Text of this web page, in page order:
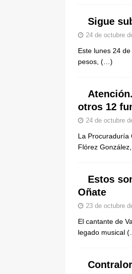
Sigue
24 de octubre
Este lunes 24
pesos, (…)
otros 12
24 de octubre
La Procuraduría
Flórez
Estos
Oñate
23 de octubre
El cantante de
legado musical